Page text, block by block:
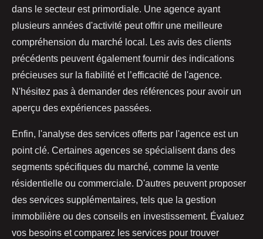
dans le secteur est primordiale. Une agence ayant
plusieurs années d'activité peut offrir une meilleure
compréhension du marché local. Les avis des clients
précédents peuvent également fournir des indications
précieuses sur la fiabilité et l’efficacité de l'agence.
N'hésitez pas à demander des références pour avoir un
aperçu des expériences passées.
Enfin, l'analyse des services offerts par l'agence est un
point clé. Certaines agences se spécialisent dans des
segments spécifiques du marché, comme la vente
résidentielle ou commerciale. D'autres peuvent proposer
des services supplémentaires, tels que la gestion
immobilière ou des conseils en investissement. Évaluez
vos besoins et comparez les services pour trouver